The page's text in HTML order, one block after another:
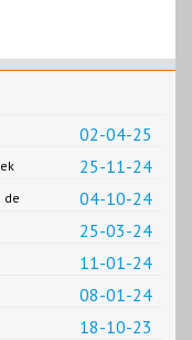
02-04-25
25-11-24
04-10-24
de
25-03-24
11-01-24
08-01-24
18-10-23